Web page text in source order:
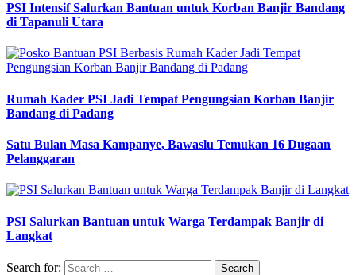
PSI Intensif Salurkan Bantuan untuk Korban Banjir Bandang
di Tapanuli Utara
Rumah Kader PSI Jadi Tempat Pengungsian Korban Banjir
Bandang di Padang
Satu Bulan Masa Kampanye, Bawaslu Temukan 16 Dugaan
Pelanggaran
PSI Salurkan Bantuan untuk Warga Terdampak Banjir di
Langkat
Search for: